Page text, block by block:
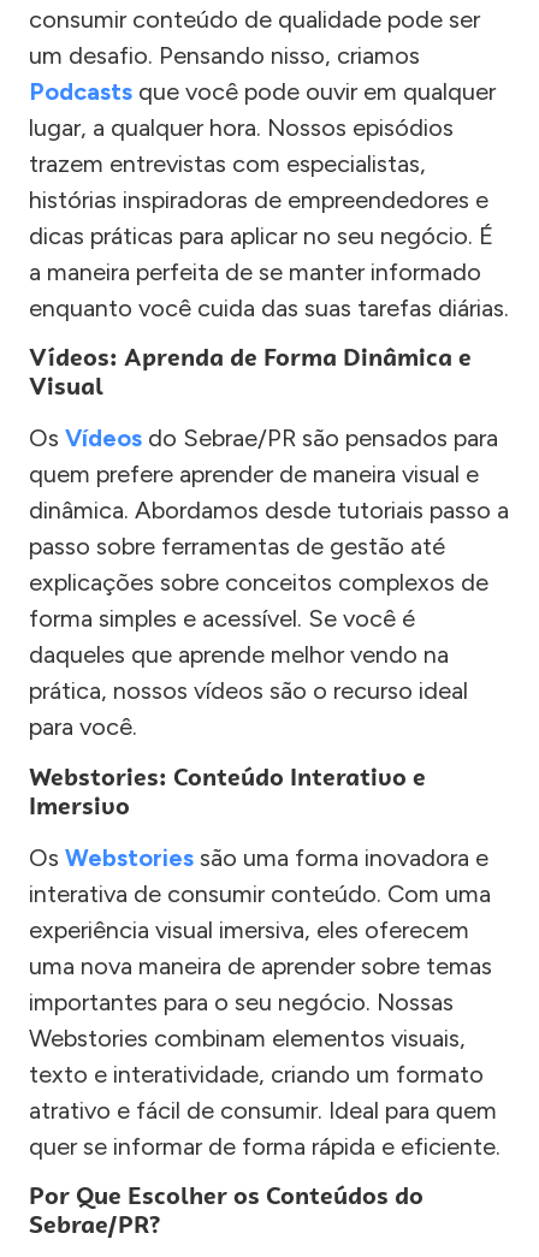
consumir conteúdo de qualidade pode ser
um desafio. Pensando nisso, criamos
Podcasts que você pode ouvir em qualquer
lugar, a qualquer hora. Nossos episódios
trazem entrevistas com especialistas,
histórias inspiradoras de empreendedores e
dicas práticas para aplicar no seu negócio. É
a maneira perfeita de se manter informado
enquanto você cuida das suas tarefas diárias.
Vídeos: Aprenda de Forma Dinâmica e
Visual
Os Vídeos do Sebrae/PR são pensados para
quem prefere aprender de maneira visual e
dinâmica. Abordamos desde tutoriais passo a
passo sobre ferramentas de gestão até
explicações sobre conceitos complexos de
forma simples e acessível. Se você é
daqueles que aprende melhor vendo na
prática, nossos vídeos são o recurso ideal
para você.
Webstories: Conteúdo Interativo e
Imersivo
Os Webstories são uma forma inovadora e
interativa de consumir conteúdo. Com uma
experiência visual imersiva, eles oferecem
uma nova maneira de aprender sobre temas
importantes para o seu negócio. Nossas
Webstories combinam elementos visuais,
texto e interatividade, criando um formato
atrativo e fácil de consumir. Ideal para quem
quer se informar de forma rápida e eficiente.
Por Que Escolher os Conteúdos do
Sebrae/PR?